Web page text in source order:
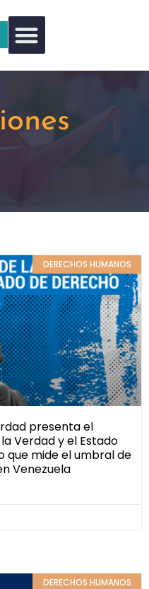
DERECHOS HUMANOS
presenta el
Verdad y el Estado
que mide el umbral de
Venezuela
DERECHOS HUMANOS